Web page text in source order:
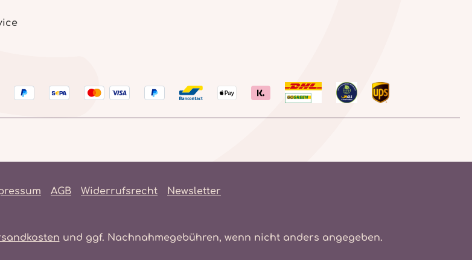
AGB Widerrufsrecht Newsletter
und ggf. Nachnahmegebühren, wenn nicht anders angegeben.